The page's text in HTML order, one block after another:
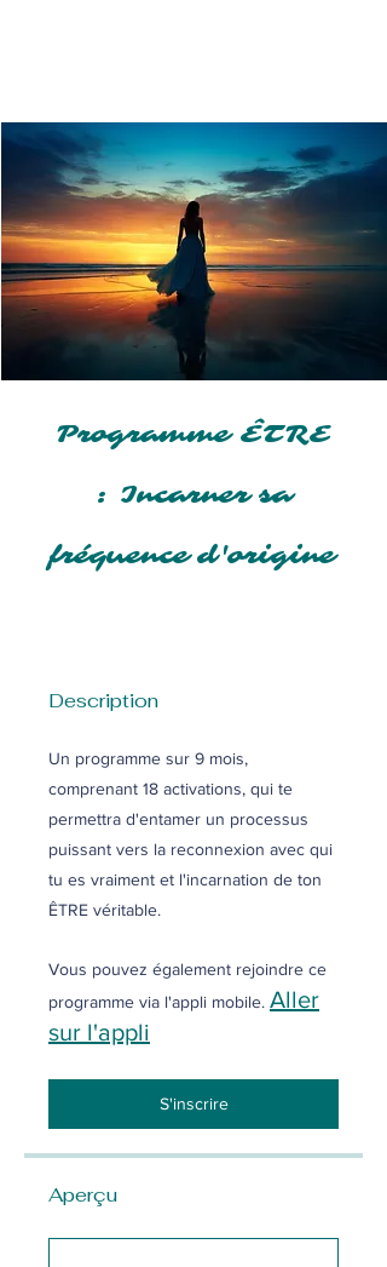
Programme ÊTRE
: Incarner sa
fréquence d'origine
Description
Un programme sur 9 mois,
comprenant 18 activations, qui te
permettra d'entamer un processus
puissant vers la reconnexion avec qui
tu es vraiment et l'incarnation de ton
ÊTRE véritable.
Vous pouvez également rejoindre ce
programme via l'appli mobile. Aller
sur l'appli
S'inscrire
Aperçu